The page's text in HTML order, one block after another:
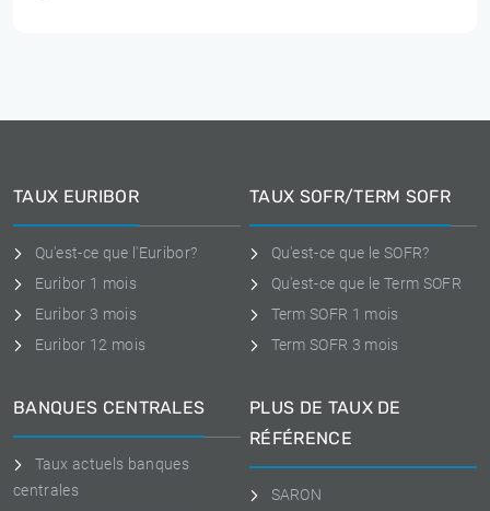
TAUX EURIBOR
Qu'est-ce que l'Euribor?
Euribor 1 mois
Euribor 3 mois
Euribor 12 mois
TAUX SOFR/TERM SOFR
Qu'est-ce que le SOFR?
Qu'est-ce que le Term SOFR
Term SOFR 1 mois
Term SOFR 3 mois
BANQUES CENTRALES
Taux actuels banques
centrales
PLUS DE TAUX DE
RÉFÉRENCE
SARON